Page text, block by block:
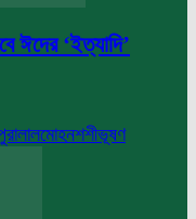
ঈদের ‘ইত্যাদি’
লালমোহনশশীভূষণ